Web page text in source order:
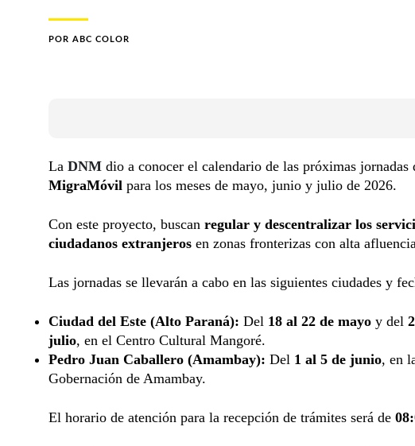
POR ABC COLOR
La DNM dio a conocer el calendario de las próximas jornadas
MigraMóvil para los meses de mayo, junio y julio de 2026.
Con este proyecto, buscan regular y descentralizar los
ciudadanos extranjeros en zonas fronterizas con alta
Las jornadas se llevarán a cabo en las siguientes ciudades y
Ciudad del Este (Alto Paraná): Del 18 al 22 de mayo y del
julio, en el Centro Cultural Mangoré.
Pedro Juan Caballero (Amambay): Del 1 al 5 de junio, en
Gobernación de Amambay.
El horario de atención para la recepción de trámites será de